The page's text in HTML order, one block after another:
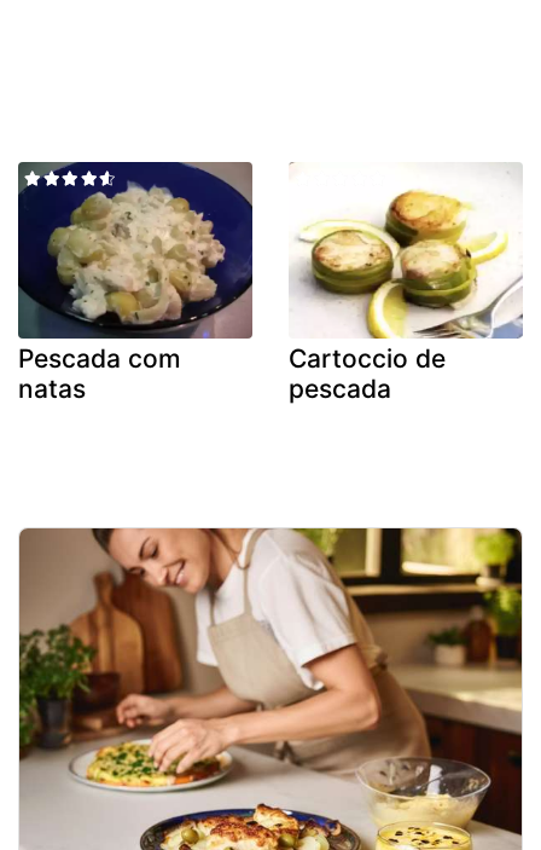
Pescada com
natas
Cartoccio de
pescada